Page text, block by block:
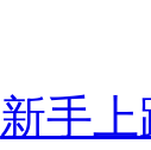
新手上